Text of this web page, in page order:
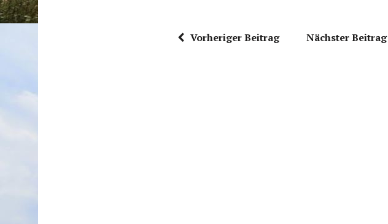
Vorheriger Beitrag Nächster Beitrag